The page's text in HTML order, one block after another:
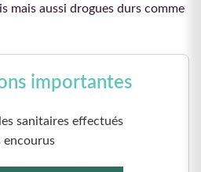
mais aussi drogues durs comme
importantes
sanitaires effectués
encourus